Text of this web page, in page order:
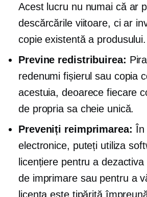
Acest lucru nu numai că ar
descărcările viitoare, ci ar
copie existentă a produsului.
Previne redistribuirea:
redenumi fișierul sau copia
acestuia, deoarece fiecare
de propria sa cheie unică.
Preveniți reimprimarea: În
electronice, puteți utiliza
licențiere pentru a
de imprimare sau pentru a
licența este tipărită